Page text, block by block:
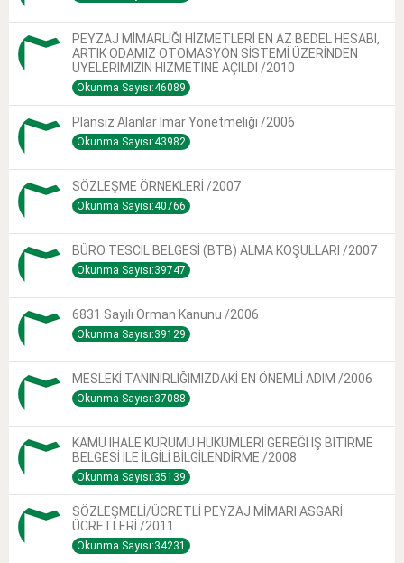
PEYZAJ MİMARLIĞI HİZMETLERİ EN AZ BEDEL HESABI,
ARTIK ODAMIZ OTOMASYON SİSTEMİ ÜZERİNDEN
ÜYELERİMİZİN HİZMETİNE AÇILDI /2010
Okunma Sayısı:46089
Plansız Alanlar Imar Yönetmeliği /2006
Okunma Sayısı:43982
SÖZLEŞME ÖRNEKLERİ /2007
Okunma Sayısı:40766
BÜRO TESCİL BELGESİ (BTB) ALMA KOŞULLARI /2007
Okunma Sayısı:39747
6831 Sayılı Orman Kanunu /2006
Okunma Sayısı:39129
MESLEKİ TANINIRLIĞIMIZDAKİ EN ÖNEMLİ ADIM /2006
Okunma Sayısı:37088
KAMU İHALE KURUMU HÜKÜMLERİ GEREĞİ İŞ BİTİRME
BELGESİ İLE İLGİLİ BİLGİLENDİRME /2008
Okunma Sayısı:35139
SÖZLEŞMELİ/ÜCRETLİ PEYZAJ MİMARI ASGARİ
ÜCRETLERİ /2011
Okunma Sayısı:34231